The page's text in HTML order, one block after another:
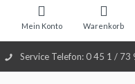
Service Telefon: 0 45 1 / 73
Warenkorb
Mein Konto